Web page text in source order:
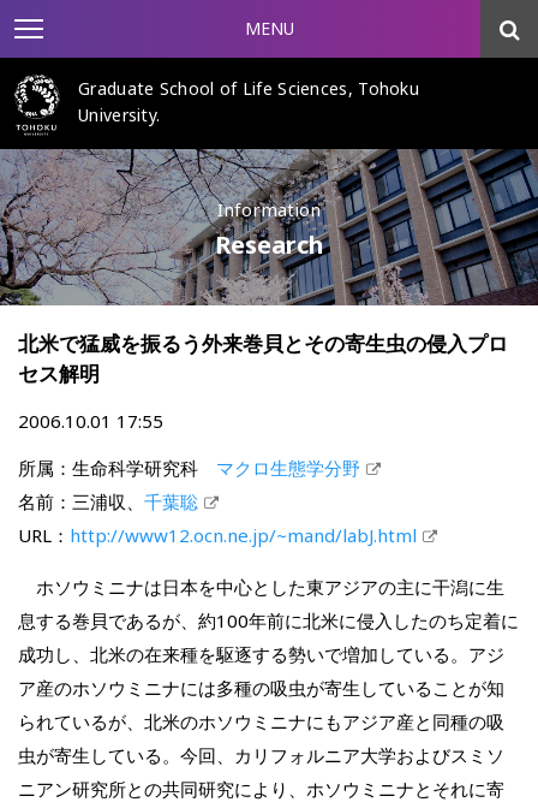
MENU
Graduate School of Life Sciences, Tohoku
University.
Information
Research
北米で猛威を振るう外来巻貝とその寄生虫の侵入プロ
セス解明
2006.10.01 17:55
所属：生命科学研究科 マクロ生態学分野
名前：三浦収、 千葉聡
URL： http://www12.ocn.ne.jp/~mand/labJ.html
ホソウミニナは日本を中心とした東アジアの主に干潟に生
息する巻貝であるが、約100年前に北米に侵入したのち定着に
成功し、北米の在来種を駆逐する勢いで増加している。アジ
ア産のホソウミニナには多種の吸虫が寄生していることが知
られているが、北米のホソウミニナにもアジア産と同種の吸
虫が寄生している。今回、カリフォルニア大学およびスミソ
ニアン研究所との共同研究により、ホソウミニナとそれに寄